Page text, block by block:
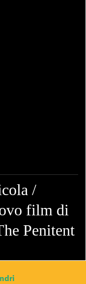
/
film di
Penitent